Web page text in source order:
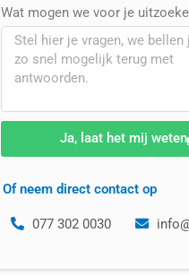
Wat mogen we voor je
Ja, laat het mij weten
Of neem direct contact op
077 302 0030